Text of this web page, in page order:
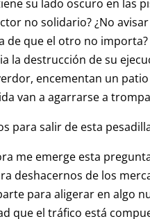
su lado oscuro en las
no solidario? ¿No
de que el otro no
la destrucción de su
encementan un
van a agarrarse a
para salir de esta
me emerge esta
deshacernos de los
para aligerar en algo
que el tráfico está